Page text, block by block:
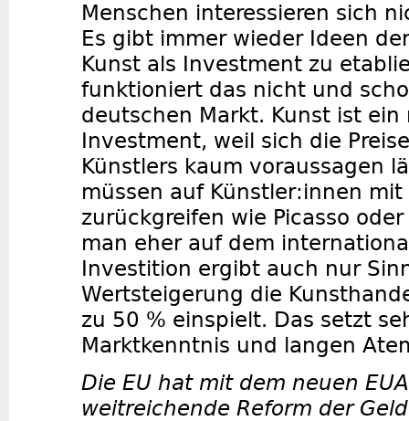
Menschen interessieren sich
Es gibt immer wieder Ideen
Kunst als Investment zu
funktioniert das nicht und
deutschen Markt. Kunst ist ein
Investment, weil sich die
Künstlers kaum voraussagen
müssen auf Künstler:innen
zurückgreifen wie Picasso
man eher auf dem
Investition ergibt auch nur
Wertsteigerung die
zu 50 % einspielt. Das setzt
Marktkenntnis und langen
Die EU hat mit dem neuen
weitreichende Reform der